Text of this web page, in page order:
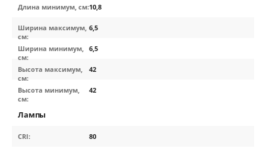
Длина минимум, см:10,8
Ширина максимум,
см:
6,5
Ширина минимум,
см:
6,5
Высота максимум,
см:
42
Высота минимум,
см:
42
Лампы
CRI: 80